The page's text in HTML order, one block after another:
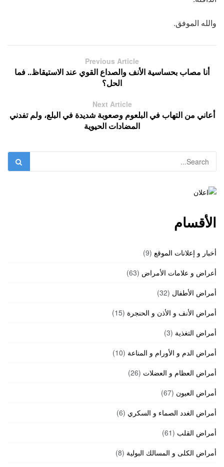
والله الموفق.
Previous Article
أنا مصاب بحساسية الأنف والصداع القوي عند الاستيقاظ.. فما
الحل؟
Next Article
أعاني من التهاب في البلعوم وصعوبة شديدة في البلع، ولم تفدني
المضادات الحيوية
الأقسام
أخبار و إعلانات الموقع (9)
أعراض و علامات الأمراض (63)
أمراض الأطفال (32)
أمراض الأنف و الأذن و الحنجرة (15)
أمراض التغذية (3)
أمراض الدم و الأورام و المناعة (10)
أمراض العظام و العضلات (26)
أمراض العيون (67)
أمراض الغدد الصماء و السكري (6)
أمراض القلب (61)
أمراض الكلى و المسالك البولية (8)